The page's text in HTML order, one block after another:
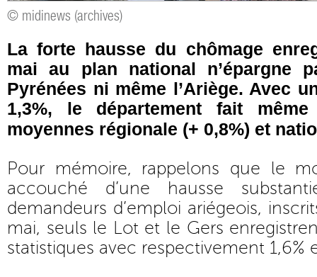
© midinews (archives)
La forte hausse du chômage
mai au plan national n’épargne
Pyrénées ni même l’Ariège. Avec
1,3%, le département fait
moyennes régionale (+ 0,8%) et
Pour mémoire, rappelons que le
accouché d’une hausse
demandeurs d’emploi ariégeois,
mai, seuls le Lot et le Gers
statistiques avec respectivement 1,6%